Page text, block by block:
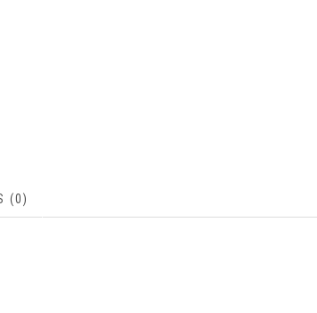
(0)